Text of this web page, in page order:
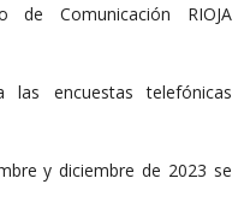
de Comunicación RIOJA
encuestas telefónicas
y diciembre de 2023 se